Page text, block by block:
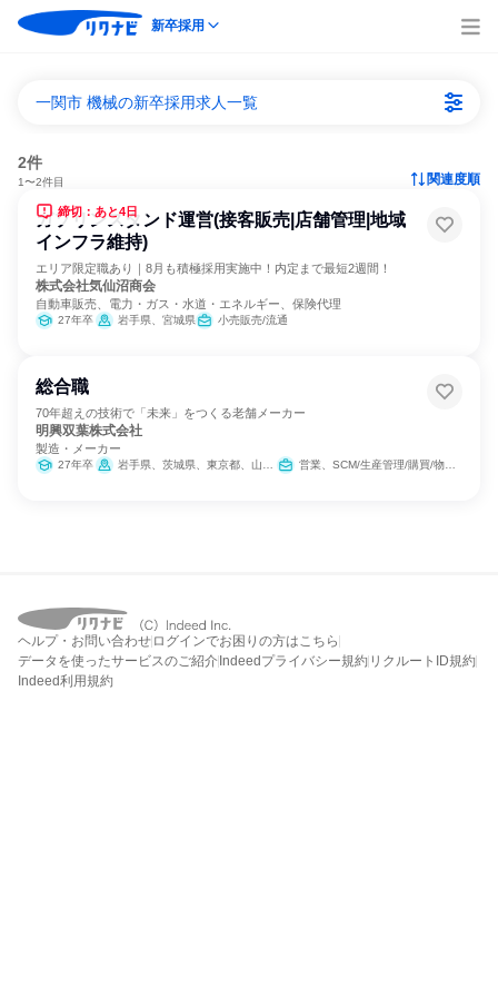
新卒採用
一関市 機械の新卒採用求人一覧
2件
1〜2件目 関連度順
締切：あと4日
ガソリンスタンド運営(接客販売|店舗管理|地域
インフラ維持)
エリア限定職あり｜8月も積極採用実施中！内定まで最短2週間！
株式会社気仙沼商会
自動車販売、電力・ガス・水道・エネルギー、保険代理
27年卒 岩手県、宮城県 小売販売/流通
総合職
70年超えの技術で「未来」をつくる老舗メーカー
明興双葉株式会社
製造・メーカー
27年卒 岩手県、茨城県、東京都、山梨県、長野県 営業、SCM/生産管理/購買/物流、総務、製造・生産工程
ヘルプ・お問い合わせ ログインでお困りの方はこちら
データを使ったサービスのご紹介 Indeedプライバシー規約 リクルートID規約
Indeed利用規約